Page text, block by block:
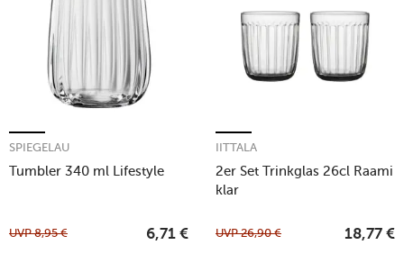
Tumbler 340 ml Lifestyle
SPIEGELAU
UVP8,95 € 6,71 €
2er Set Trinkglas 26cl Raami
klar
IITTALA
UVP26,90 € 18,77 €